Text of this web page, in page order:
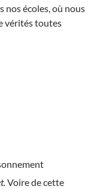
nos écoles, où nous
vérités toutes
Voire de cette